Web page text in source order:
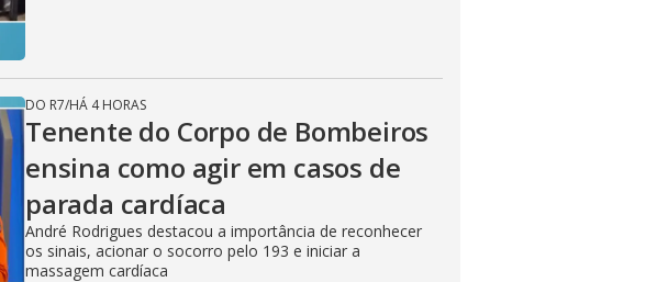
DO R7/HÁ 4 HORAS
Tenente do Corpo de Bombeiros
ensina como agir em casos de
parada cardíaca
André Rodrigues destacou a importância de reconhecer
os sinais, acionar o socorro pelo 193 e iniciar a
massagem cardíaca